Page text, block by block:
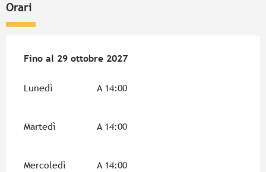
Orari
Dal12 aprile 2026al29 ottobre 2027
Fino al 29 ottobre 2027
Lunedì A 14:00
Martedì A 14:00
Mercoledì A 14:00